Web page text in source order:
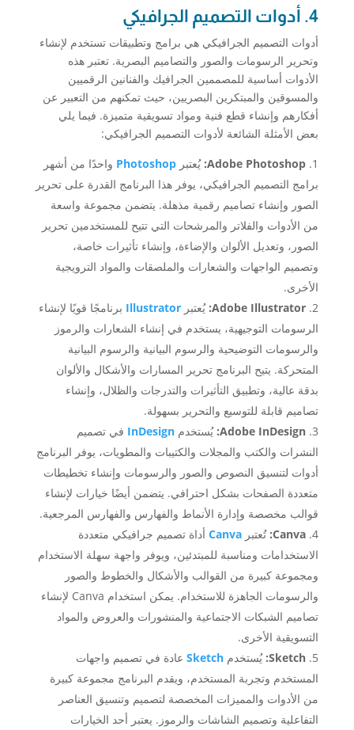
4. أدوات التصميم الجرافيكي
أدوات التصميم الجرافيكي هي برامج وتطبيقات تستخدم لإنشاء
وتحرير الرسومات والصور والتصاميم البصرية. تعتبر هذه
الأدوات أساسية للمصممين الجرافيك والفنانين الرقميين
والمسوقين والمبتكرين البصريين، حيث تمكنهم من التعبير عن
أفكارهم وإنشاء قطع فنية ومواد تسويقية متميزة. فيما يلي
بعض الأمثلة الشائعة لأدوات التصميم الجرافيكي:
Adobe Photoshop: يُعتبر Photoshop واحدًا من أشهر
برامج التصميم الجرافيكي، يوفر هذا البرنامج القدرة على تحرير
الصور وإنشاء تصاميم رقمية مذهلة. يتضمن مجموعة واسعة
من الأدوات والفلاتر والمرشحات التي تتيح للمستخدمين تحرير
الصور، وتعديل الألوان والإضاءة، وإنشاء تأثيرات خاصة،
وتصميم الواجهات والشعارات والملصقات والمواد الترويجية
الأخرى.
Adobe Illustrator: يُعتبر Illustrator برنامجًا قويًا لإنشاء
الرسومات التوجيهية، يستخدم في إنشاء الشعارات والرموز
والرسومات التوضيحية والرسوم البيانية والرسوم البيانية
المتحركة. يتيح البرنامج تحرير المسارات والأشكال والألوان
بدقة عالية، وتطبيق التأثيرات والتدرجات والظلال، وإنشاء
تصاميم قابلة للتوسيع والتحرير بسهولة.
Adobe InDesign: يُستخدم InDesign في تصميم
النشرات والكتب والمجلات والكتيبات والمطويات، يوفر البرنامج
أدوات لتنسيق النصوص والصور والرسومات وإنشاء تخطيطات
متعددة الصفحات بشكل احترافي. يتضمن أيضًا خيارات لإنشاء
قوالب مخصصة وإدارة الأنماط والفهارس والفهارس المرجعية.
Canva: تُعتبر Canvaأداة تصميم جرافيكي متعددة
الاستخدامات ومناسبة للمبتدئين، ويوفر واجهة سهلة الاستخدام
ومجموعة كبيرة من القوالب والأشكال والخطوط والصور
والرسومات الجاهزة للاستخدام. يمكن استخدام Canva لإنشاء
تصاميم الشبكات الاجتماعية والمنشورات والعروض والمواد
التسويقية الأخرى.
Sketch: يُستخدم Sketchعادة في تصميم واجهات
المستخدم وتجربة المستخدم، ويقدم البرنامج مجموعة كبيرة
من الأدوات والمميزات المخصصة لتصميم وتنسيق العناصر
التفاعلية وتصميم الشاشات والرموز. يعتبر أحد الخيارات